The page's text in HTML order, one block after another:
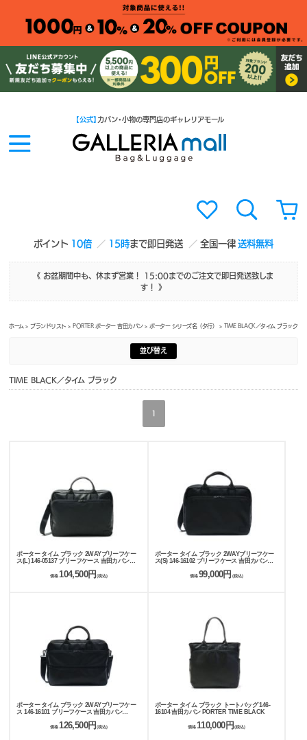
ポイント 10倍 15時まで即日発送 全国一律送料無料
【公式】 カバン・小物の専門店のギャレリアモール
《 お盆期間中も、休まず営業！ 15:00までのご注文で即日発送致しま
す！ 》
ホーム >ブランドリスト > PORTER ポーター 吉田カバン>ポーター シリーズ名（タ行） > TIME BLACK／タイム ブラック
並び替え
TIME BLACK／タイム ブラック
1
ポーター タイム ブラック 2WAYブリーフケー
ス(L) 146-05137 ブリーフケース 吉田カバン
価格 104,500円 (税込)
ポーター タイム ブラック 2WAYブリーフケー
ス(S) 146-16102 ブリーフケース 吉田カバン
価格99,000円 (税込)
ポーター タイム ブラック 2WAYブリーフケー
ス 146-16101 ブリーフケース 吉田カバン
価格 126,500円 (税込)
ポーター タイム ブラック トートバッグ 146-
16104 吉田カバン PORTER TIME BLACK
価格 110,000円(税込)